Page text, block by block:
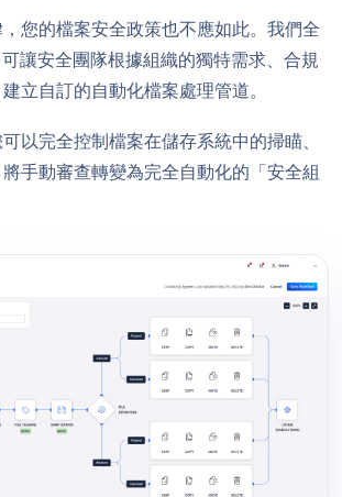
您的檔案安全政策也不應如此。我們全
可讓安全團隊根據組織的獨特需求、合規
立自訂的自動化檔案處理管道。
以完全控制檔案在儲存系統中的掃瞄、
手動審查轉變為完全自動化的「安全組